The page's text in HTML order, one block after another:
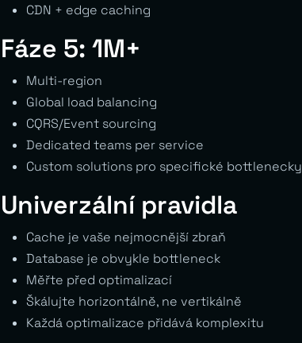
CDN + edge caching
Fáze 5: 1M+
Multi-region
Global load balancing
CQRS/Event sourcing
Dedicated teams per service
Custom solutions pro specifické bottlenecky
Univerzální pravidla
Cache je vaše nejmocnější zbraň
Database je obvykle bottleneck
Měřte před optimalizací
Škálujte horizontálně, ne vertikálně
Každá optimalizace přidává komplexitu